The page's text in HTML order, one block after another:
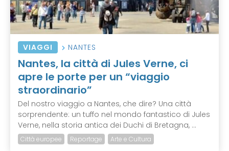
VIAGGI NANTES
Nantes, la città di Jules Verne, ci
apre le porte per un “viaggio
straordinario”
Del nostro viaggio a Nantes, che dire? Una città
sorprendente: un tuffo nel mondo fantastico di Jules
Verne, nella storia antica dei Duchi di Bretagna, ...
Città europee Reportage Arte e Cultura